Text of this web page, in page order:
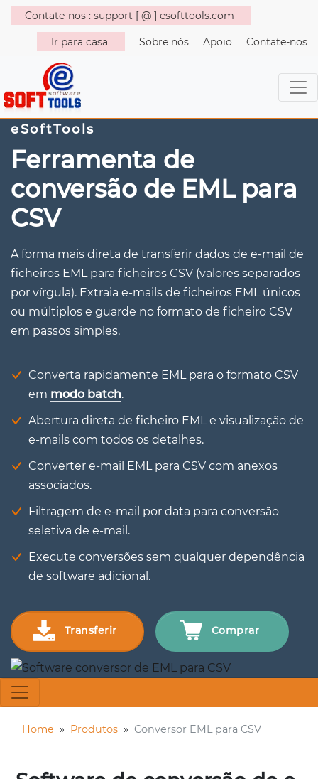
Contate-nos : support [ @ ] esofttools.com
Ir para casa Sobre nós Apoio Contate-nos
eSoftTools
Ferramenta de
conversão de EML para
CSV
A forma mais direta de transferir dados de e-mail de
ficheiros EML para ficheiros CSV (valores separados
por vírgula). Extraia e-mails de ficheiros EML únicos
ou múltiplos e guarde no formato de ficheiro CSV
em passos simples.
Converta rapidamente EML para o formato CSV
em modo batch.
Abertura direta de ficheiro EML e visualização de
e-mails com todos os detalhes.
Converter e-mail EML para CSV com anexos
associados.
Filtragem de e-mail por data para conversão
seletiva de e-mail.
Execute conversões sem qualquer dependência
de software adicional.
Transferir Comprar
Home » Produtos » Conversor EML para CSV